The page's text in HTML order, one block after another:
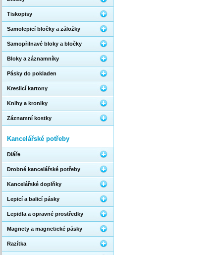
Tiskopisy
Samolepicí bločky a záložky
Samopřilnavé bloky a bločky
Bloky a záznamníky
Pásky do pokladen
Kreslicí kartony
Knihy a kroniky
Záznamní kostky
Kancelářské potřeby
Diáře
Drobné kancelářské potřeby
Kancelářské doplňky
Lepicí a balicí pásky
Lepidla a opravné prostředky
Magnety a magnetické pásky
Razítka